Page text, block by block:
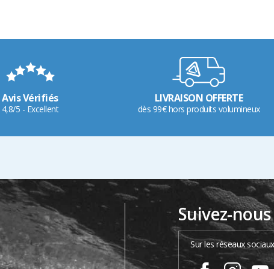
Avis Vérifiés
4,8/5 - Excellent
LIVRAISON OFFERTE
dès 99€ hors produits volumineux
Suivez-
Sur les réseaux sociaux